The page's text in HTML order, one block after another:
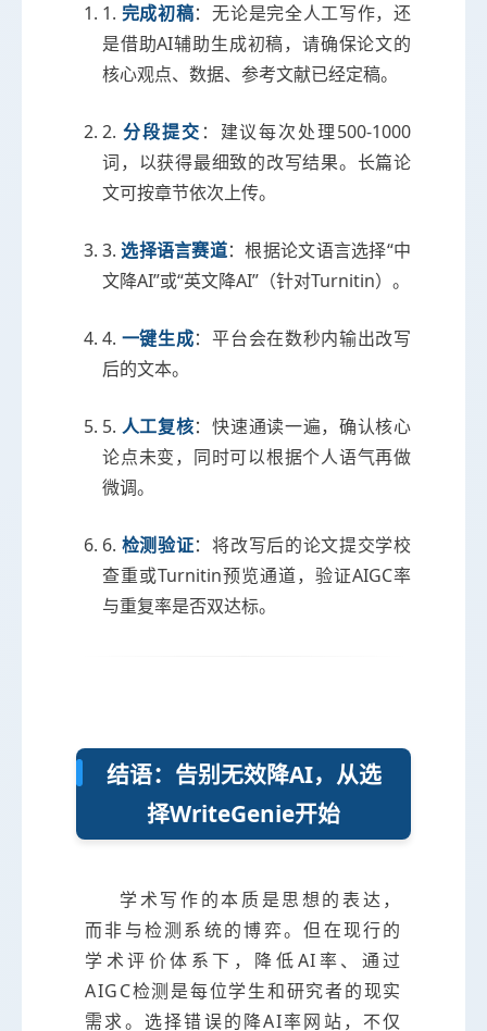
1. 完成初稿：无论是完全人工写作，还
是借助AI辅助生成初稿，请确保论文的
核心观点、数据、参考文献已经定稿。
2. 分段提交 ：建议每次处理500-1000
词，以获得最细致的改写结果。长篇论
文可按章节依次上传。
3.选择语言赛道：根据论文语言选择“中
文降AI”或“英文降AI”（针对Turnitin）。
4. 一键生成：平台会在数秒内输出改写
后的文本。
5. 人工复核：快速通读一遍，确认核心
论点未变，同时可以根据个人语气再做
微调。
6. 检测验证：将改写后的论文提交学校
查重或Turnitin预览通道，验证AIGC率
与重复率是否双达标。
结语：告别无效降AI，从选
择WriteGenie开始
学术写作的本质是思想的表达，
而非与检测系统的博弈。但在现行的
学术评价体系下，降低AI率、通过
AIGC检测是每位学生和研究者的现实
需求。选择错误的降AI率网站，不仅